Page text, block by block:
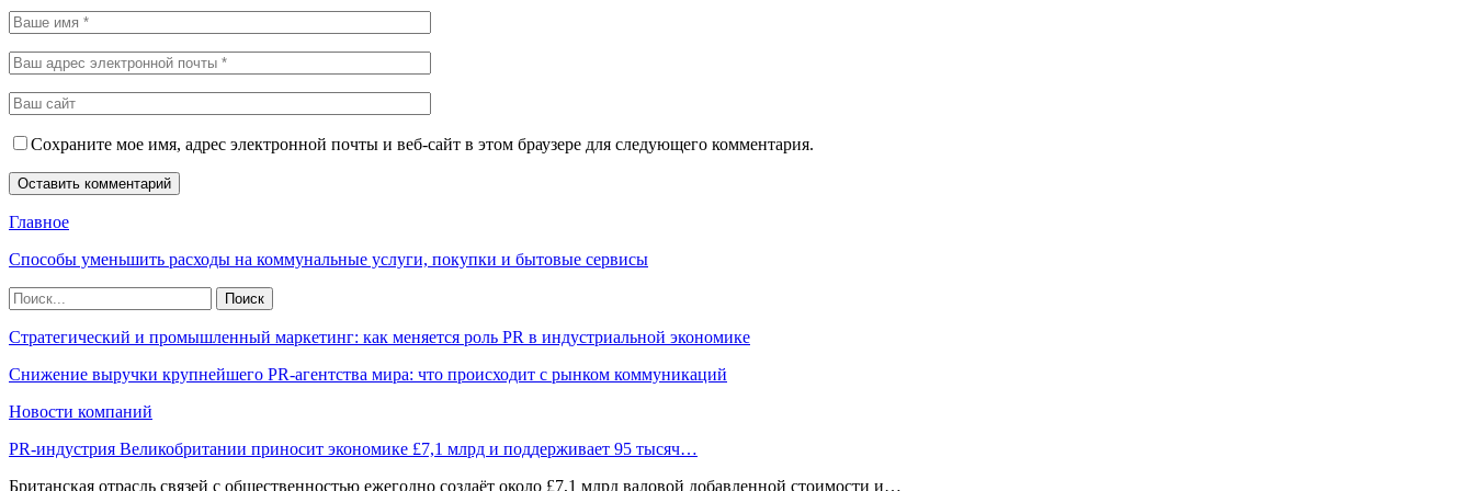
Сохраните мое имя, адрес электронной почты и веб-сайт в этом браузере для следующего комментария.
Главное
Способы уменьшить расходы на коммунальные услуги, покупки и бытовые сервисы
Стратегический и промышленный маркетинг: как меняется роль PR в индустриальной экономике
Снижение выручки крупнейшего PR-агентства мира: что происходит с рынком коммуникаций
Новости компаний
PR-индустрия Великобритании приносит экономике £7,1 млрд и поддерживает 95 тысяч…
Британская отрасль связей с общественностью ежегодно создаёт около £7,1 млрд валовой добавленной стоимости и…